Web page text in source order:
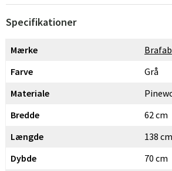
Specifikationer
Mærke
Brafab
Farve
Grå
Materiale
Bredde
62 cm
Længde
138 cm
Dybde
70 cm